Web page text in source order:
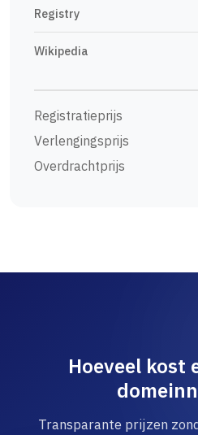
Registry
Wikipedia
Registratieprijs
Verlengingsprijs
Overdrachtprijs
Hoeveel kost
Transparante prijzen